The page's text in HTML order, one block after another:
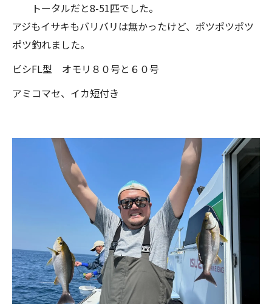
トータルだと8-51匹でした。
アジもイサキもバリバリは無かったけど、ポツポツポツ
ポツ釣れました。
ビシFL型 オモリ８０号と６０号
アミコマセ、イカ短付き